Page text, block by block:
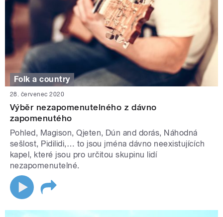
Folk a country
28. červenec 2020
Výběr nezapomenutelného z dávno
zapomenutého
Pohled, Magison, Qjeten, Dún and dorás, Náhodná
sešlost, Pidilidi,… to jsou jména dávno neexistujících
kapel, které jsou pro určitou skupinu lidí
nezapomenutelné.